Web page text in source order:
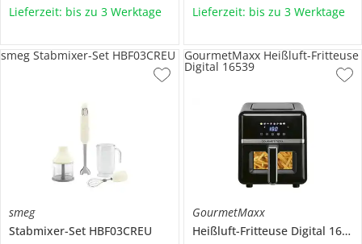
Lieferzeit: bis zu 3 Werktage Lieferzeit: bis zu 3 Werktage
smeg
Stabmixer-Set HBF03CREU
smeg Stabmixer-Set HBF03CREU
GourmetMaxx
Heißluft-Fritteuse Digital 16539
GourmetMaxx Heißluft-Fritteuse
Digital 16539